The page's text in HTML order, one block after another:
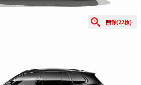
画像(22枚)